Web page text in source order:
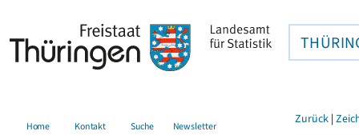
Home Kontakt Suche Newsletter Zurück |